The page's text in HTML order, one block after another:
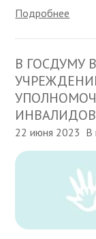
Подробнее
В ГОСДУМУ
22 июня 2023 В